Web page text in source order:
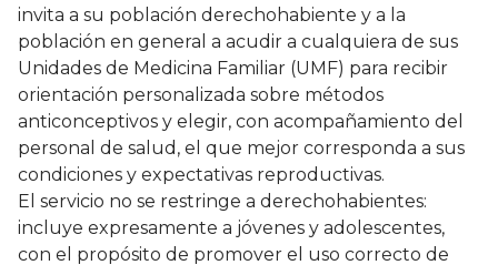
invita a su población derechohabiente y a la
población en general a acudir a cualquiera de sus
Unidades de Medicina Familiar (UMF) para recibir
orientación personalizada sobre métodos
anticonceptivos y elegir, con acompañamiento del
personal de salud, el que mejor corresponda a sus
condiciones y expectativas reproductivas.
El servicio no se restringe a derechohabientes:
incluye expresamente a jóvenes y adolescentes,
con el propósito de promover el uso correcto de